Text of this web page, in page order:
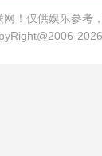
！仅供娱乐参考
2026